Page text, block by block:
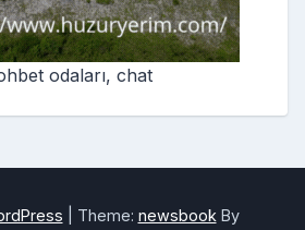
odaları, chat
Theme: newsbook By